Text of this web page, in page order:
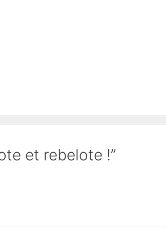
et rebelote !”